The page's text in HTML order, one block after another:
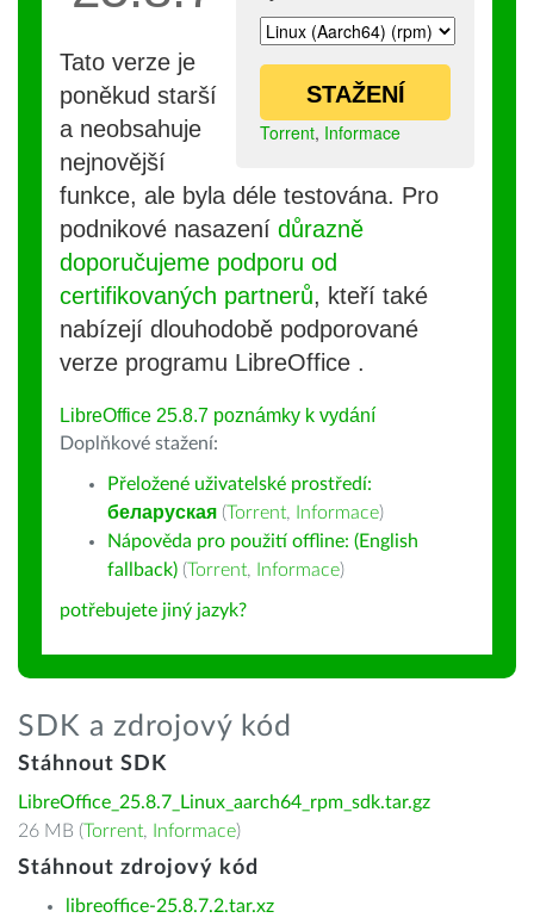
STAŽENÍ
Torrent, Informace
Tato verze je
poněkud starší
a neobsahuje
nejnovější
funkce, ale byla déle testována. Pro
podnikové nasazení důrazně
doporučujeme podporu od
certifikovaných partnerů, kteří také
nabízejí dlouhodobě podporované
verze programu LibreOffice .
LibreOffice 25.8.7 poznámky k vydání
Doplňkové stažení:
Přeložené uživatelské prostředí:
беларуская (Torrent, Informace)
Nápověda pro použití offline: (English
fallback) (Torrent, Informace)
potřebujete jiný jazyk?
SDK a zdrojový kód
Stáhnout SDK
LibreOffice_25.8.7_Linux_aarch64_rpm_sdk.tar.gz
26 MB (Torrent, Informace)
Stáhnout zdrojový kód
libreoffice-25.8.7.2.tar.xz